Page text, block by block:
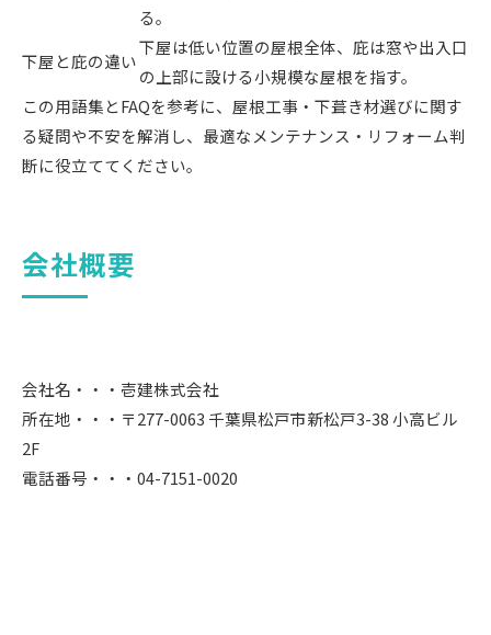
る。
下屋と庇の違い
下屋は低い位置の屋根全体、庇は窓や出入口
の上部に設ける小規模な屋根を指す。
この用語集とFAQを参考に、屋根工事・下葺き材選びに関す
る疑問や不安を解消し、最適なメンテナンス・リフォーム判
断に役立ててください。
会社概要
会社名・・・壱建株式会社
所在地・・・〒277-0063 千葉県松戸市新松戸3-38 小高ビル
2F
電話番号・・・04-7151-0020